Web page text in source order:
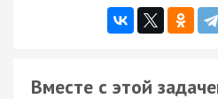
Вместе с этой